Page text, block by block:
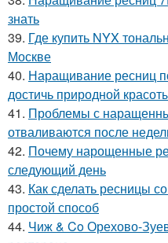
знать
39. Где купить NYX
Москве
40. Наращивание ресниц
достичь природной
41. Проблемы с
отваливаются после
42. Почему нарощенные
следующий день
43. Как сделать ресницы
простой способ
44. Чиж & Co Орехово-